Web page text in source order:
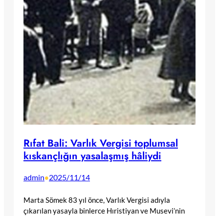
Rıfat Bali: Varlık Vergisi toplumsal
kıskançlığın yasalaşmış hâliydi
admin•2025/11/14
Marta Sömek 83 yıl önce, Varlık Vergisi adıyla
çıkarılan yasayla binlerce Hıristiyan ve Musevi’nin